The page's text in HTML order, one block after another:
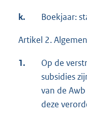
k. Boekjaar:
Artikel 2.
1.
Op de
subsidies
van de
deze